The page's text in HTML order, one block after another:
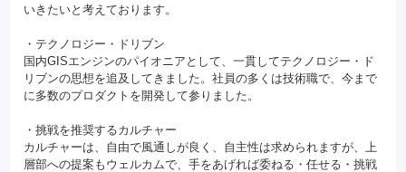
いきたいと考えております。
・テクノロジー・ドリブン
国内GISエンジンのパイオニアとして、一貫してテクノロジー・ド
リブンの思想を追及してきました。社員の多くは技術職で、今まで
に多数のプロダクトを開発して参りました。
・挑戦を推奨するカルチャー
カルチャーは、自由で風通しが良く、自主性は求められますが、上
層部への提案もウェルカムで、手をあげれば委ねる・任せる・挑戦